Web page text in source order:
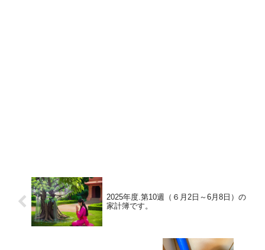
2025年度.第10週（６月2日～6月8日）の
家計簿です。